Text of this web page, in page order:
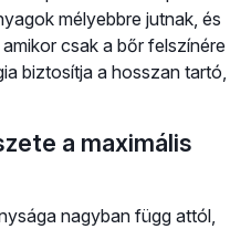
mélyebbre jutnak, és
csak a bőr felszínére
biztosítja a hosszan tartó,
a maximális
nagyban függ attól,